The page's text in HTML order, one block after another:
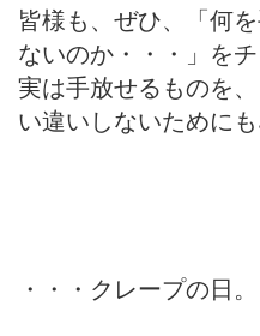
皆様も、ぜひ、「何
ないのか・・・」を
実は手放せるものを
い違いしないために
・・・クレープの日。